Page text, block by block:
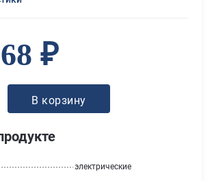
электрические
₽
В корзину